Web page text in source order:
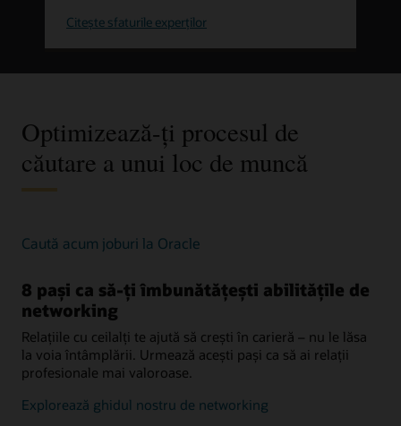
Citește sfaturile experțilorcum
poți
aptitudinile
Optimizează-ți procesul de
căutare a unui loc de muncă
Caută acum joburi la Oracle
te
angajezi
8 pași ca să-ți îmbunătățești abilitățile de
networking
Relațiile cu ceilalți te ajută să crești în carieră – nu le lăsa
la voia întâmplării. Urmează acești pași ca să ai relații
profesionale mai valoroase.
Explorează ghidul nostru de networking